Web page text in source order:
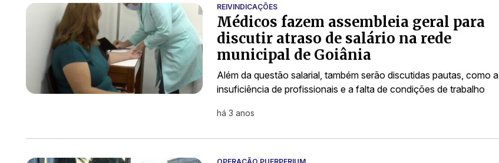
REIVINDICAÇÕES
Médicos fazem assembleia geral para
discutir atraso de salário na rede
municipal de Goiânia
Além da questão salarial, também serão discutidas pautas, como a
insuficiência de profissionais e a falta de condições de trabalho
há 3 anos